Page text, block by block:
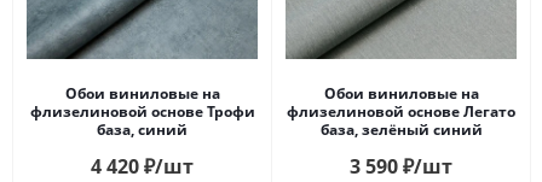
Обои виниловые на
флизелиновой основе Трофи
база, синий
4 420₽/шт
Обои виниловые на
флизелиновой основе Легато
база, зелёный синий
3 590₽/шт